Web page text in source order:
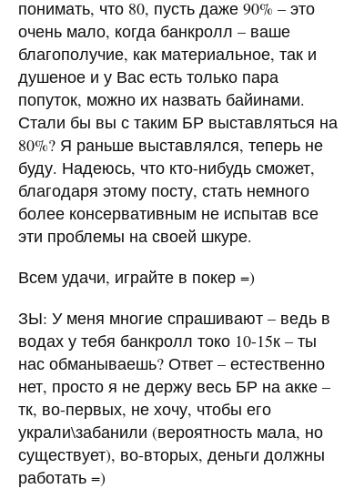
понимать, что 80, пусть даже 90% – это
очень мало, когда банкролл – ваше
благополучие, как материальное, так и
душеное и у Вас есть только пара
попуток, можно их назвать байинами.
Стали бы вы с таким БР выставляться на
80%? Я раньше выставлялся, теперь не
буду. Надеюсь, что кто-нибудь сможет,
благодаря этому посту, стать немного
более консервативным не испытав все
эти проблемы на своей шкуре.
Всем удачи, играйте в покер =)
ЗЫ: У меня многие спрашивают – ведь в
водах у тебя банкролл токо 10-15к – ты
нас обманываешь? Ответ – естественно
нет, просто я не держу весь БР на акке –
тк, во-первых, не хочу, чтобы его
украли\забанили (вероятность мала, но
существует), во-вторых, деньги должны
работать =)